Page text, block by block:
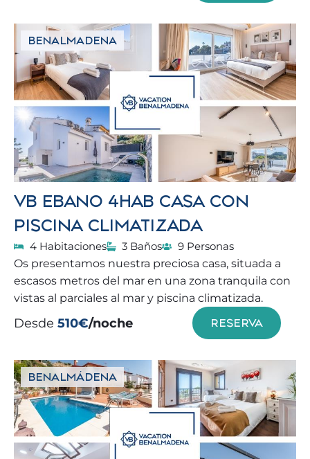
BENALMADENA
VB EBANO 4HAB CASA CON
PISCINA CLIMATIZADA
4 Habitaciones 3 Baños
9 Personas
Os presentamos nuestra preciosa casa, situada a
escasos metros del mar en una zona tranquila con
vistas al parciales al mar y piscina climatizada.
Desde 510€/noche RESERVA
BENALMÁDENA